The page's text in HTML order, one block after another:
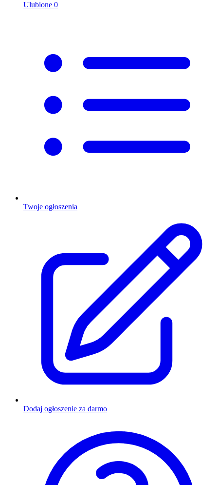
Ulubione 0
Twoje ogłoszenia
Dodaj ogłoszenie za darmo